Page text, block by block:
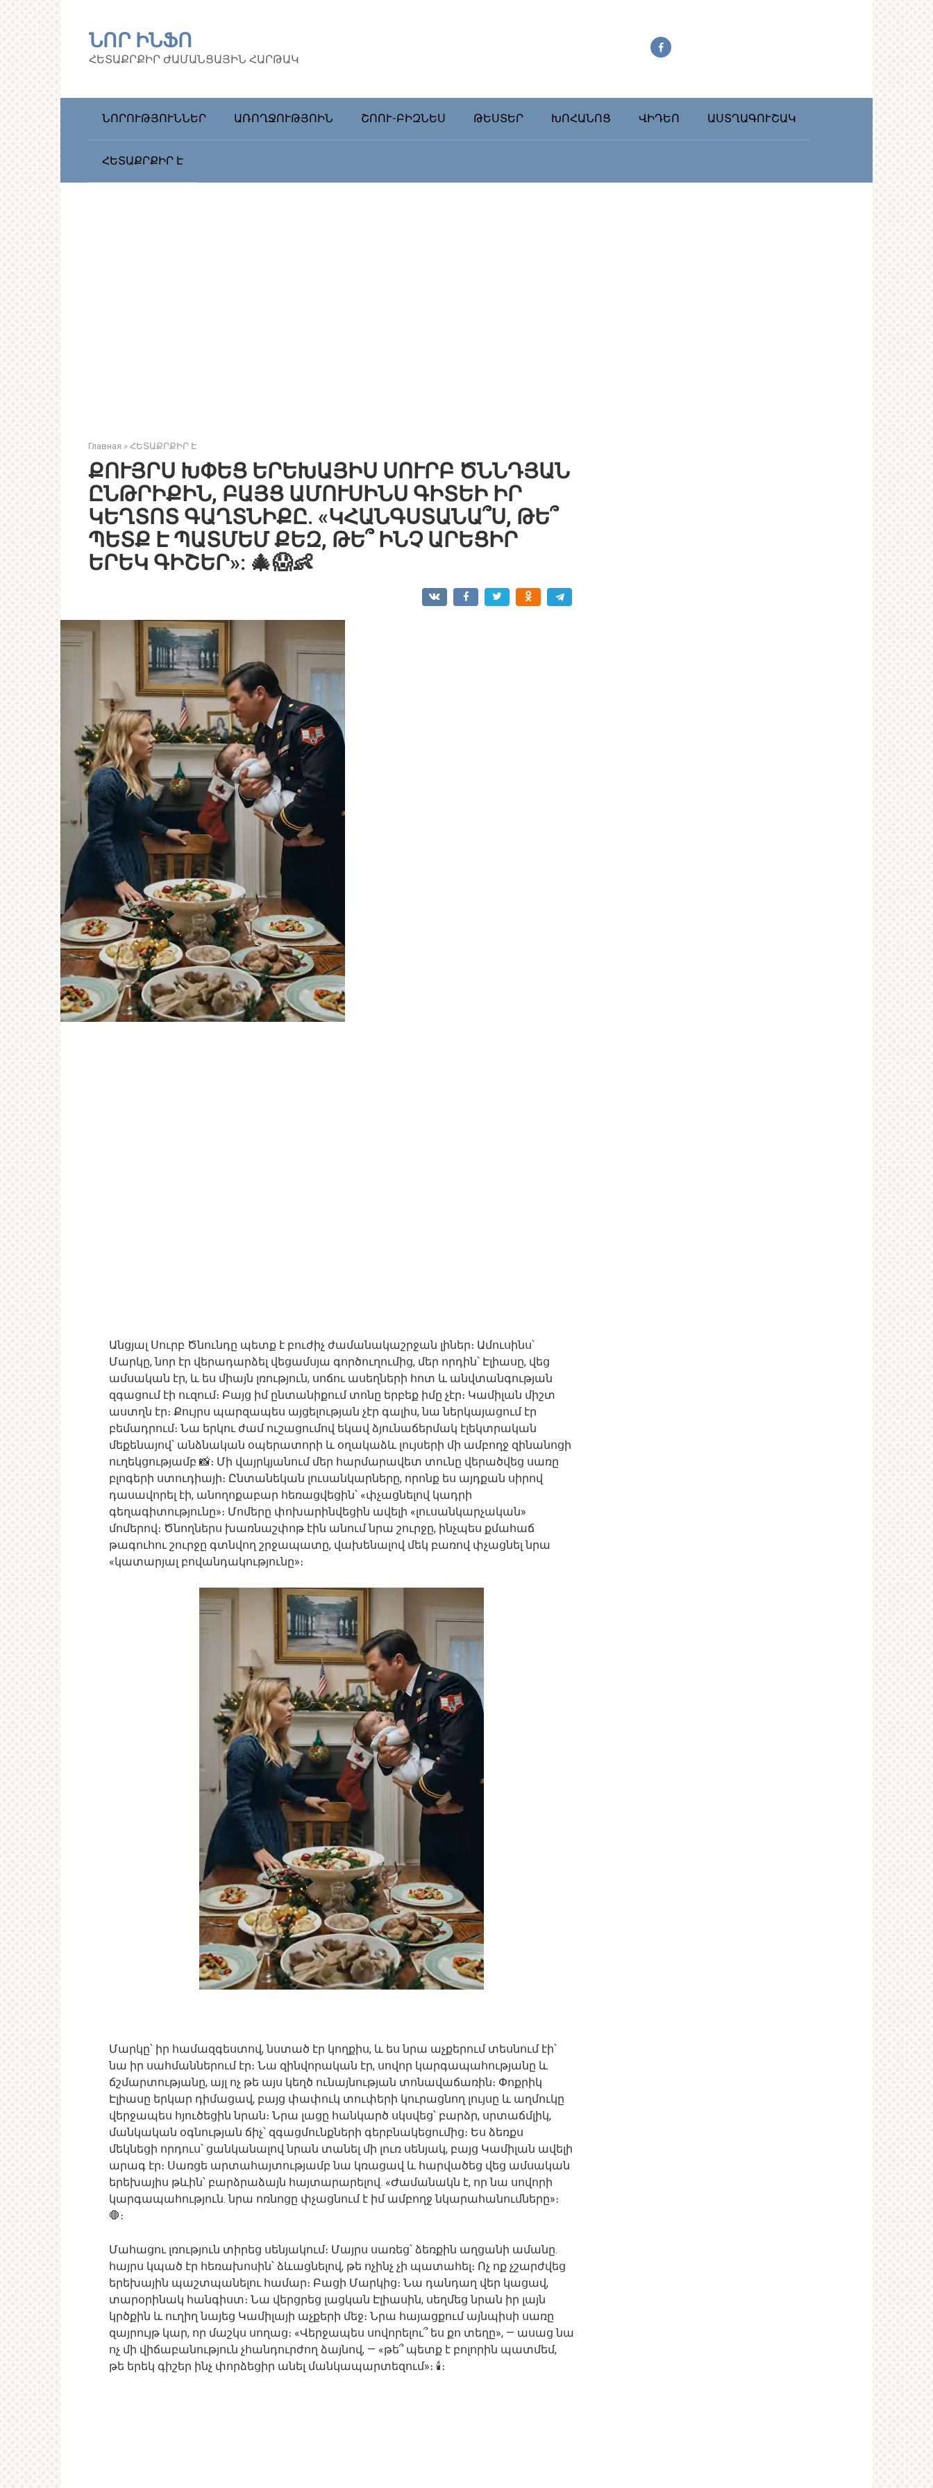
ՆՈՐ ԻՆՖՈ
ՀԵՏԱՔՐՔԻՐ ԺԱՄԱՆՑԱՅԻՆ ՀԱՐԹԱԿ
ՆՈՐՈՒԹՅՈՒՆՆԵՐ ԱՌՈՂՋՈՒԹՅՈԻՆ ՇՈՈՒ-ԲԻԶՆԵՍ ԹԵՍՏԵՐ ԽՈՀԱՆՈՑ ՎԻԴԵՈ ԱՍՏՂԱԳՈՒՇԱԿ
ՀԵՏԱՔՐՔԻՐ Է
Главная » ՀԵՏԱՔՐՔԻՐ Է
ՔՈՒՅՐՍ ԽՓԵՑ ԵՐԵԽԱՅԻՍ ՍՈՒՐԲ ԾՆՆԴՅԱՆ
ԸՆԹՐԻՔԻՆ, ԲԱՅՑ ԱՄՈՒՍԻՆՍ ԳԻՏԵԻ ԻՐ
ԿԵՂՏՈՏ ԳԱՂՏՆԻՔԸ. «ԿՀԱՆԳՍՏԱՆԱ՞Ս, ԹԵ՞
ՊԵՏՔ Է ՊԱՏՄԵՄ ՔԵԶ, ԹԵ՞ ԻՆՉ ԱՐԵՑԻՐ
ԵՐԵԿ ԳԻՇԵՐ»: 🎄😱👶
Անցյալ Սուրբ Ծնունդը պետք է բուժիչ ժամանակաշրջան լիներ։ Ամուսինս՝
Մարկը, նոր էր վերադարձել վեցամսյա գործուղումից, մեր որդին՝ Էլիասը, վեց
ամսական էր, և ես միայն լռություն, սոճու ասեղների հոտ և անվտանգության
զգացում էի ուզում։ Բայց իմ ընտանիքում տոնը երբեք իմը չէր։ Կամիլան միշտ
աստղն էր։ Քույրս պարզապես այցելության չէր գալիս, նա ներկայացում էր
բեմադրում։ Նա երկու ժամ ուշացումով եկավ ձյունաճերմակ էլեկտրական
մեքենայով՝ անձնական օպերատորի և օղակաձև լույսերի մի ամբողջ զինանոցի
ուղեկցությամբ 📸։ Մի վայրկյանում մեր հարմարավետ տունը վերածվեց սառը
բլոգերի ստուդիայի։ Ընտանեկան լուսանկարները, որոնք ես այդքան սիրով
դասավորել էի, անողոքաբար հեռացվեցին՝ «փչացնելով կադրի
գեղագիտությունը»։ Մոմերը փոխարինվեցին ավելի «լուսանկարչական»
մոմերով։ Ծնողներս խառնաշփոթ էին անում նրա շուրջը, ինչպես քմահաճ
թագուհու շուրջը գտնվող շրջապատը, վախենալով մեկ բառով փչացնել նրա
«կատարյալ բովանդակությունը»։
Մարկը՝ իր համազգեստով, նստած էր կողքիս, և ես նրա աչքերում տեսնում էի՝
նա իր սահմաններում էր։ Նա զինվորական էր, սովոր կարգապահությանը և
ճշմարտությանը, այլ ոչ թե այս կեղծ ունայնության տոնավաճառին։ Փոքրիկ
Էլիասը երկար դիմացավ, բայց փափուկ տուփերի կուրացնող լույսը և աղմուկը
վերջապես հյուծեցին նրան։ Նրա լացը հանկարծ սկսվեց՝ բարձր, սրտաճմլիկ,
մանկական օգնության ճիչ՝ զգացմունքների գերբնակեցումից։ Ես ձեռքս
մեկնեցի որդուս՝ ցանկանալով նրան տանել մի լուռ սենյակ, բայց Կամիլան ավելի
արագ էր։ Սառցե արտահայտությամբ նա կռացավ և հարվածեց վեց ամսական
երեխայիս թևին՝ բարձրաձայն հայտարարելով. «Ժամանակն է, որ նա սովորի
կարգապահություն. նրա ոռնոցը փչացնում է իմ ամբողջ նկարահանումները»։
🛑։
Մահացու լռություն տիրեց սենյակում։ Մայրս սառեց՝ ձեռքին աղցանի ամանը.
հայրս կպած էր հեռախոսին՝ ձևացնելով, թե ոչինչ չի պատահել։ Ոչ ոք չշարժվեց
երեխային պաշտպանելու համար։ Բացի Մարկից։ Նա դանդաղ վեր կացավ,
տարօրինակ հանգիստ։ Նա վերցրեց լացկան Էլիասին, սեղմեց նրան իր լայն
կրծքին և ուղիղ նայեց Կամիլայի աչքերի մեջ։ Նրա հայացքում այնպիսի սառը
զայրույթ կար, որ մաշկս սողաց։ «Վերջապես սովորելու՞ ես քո տեղը», — ասաց նա
ոչ մի վիճաբանություն չհանդուրժող ձայնով, — «թե՞ պետք է բոլորին պատմեմ,
թե երեկ գիշեր ինչ փորձեցիր անել մանկապարտեզում»։ 🕯️։